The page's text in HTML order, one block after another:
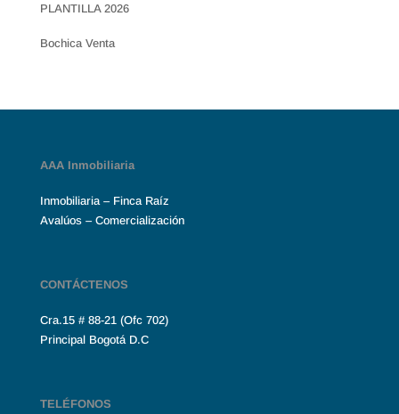
PLANTILLA 2026
Bochica Venta
AAA Inmobiliaria
Inmobiliaria – Finca Raíz
Avalúos – Comercialización
CONTÁCTENOS
Cra.15 # 88-21 (Ofc 702)
Principal Bogotá D.C
TELÉFONOS